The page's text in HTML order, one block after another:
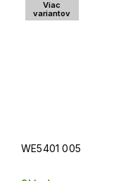
Viac
variantov
WE5401 005